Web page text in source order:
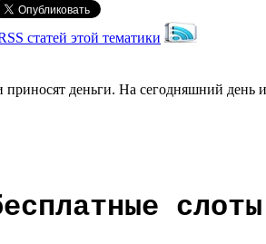
статей этой тематики
деньги. На сегодняшний день
слоты